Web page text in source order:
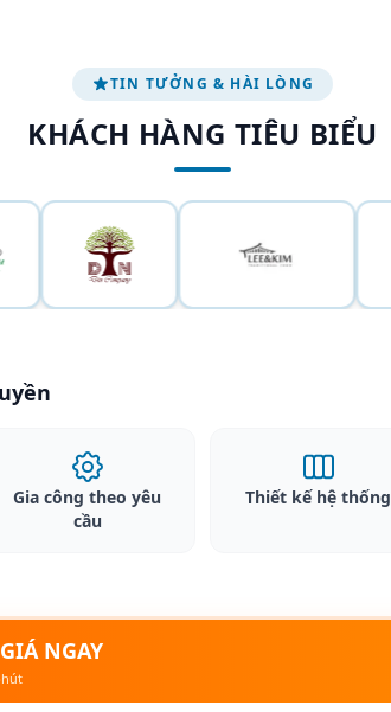
TIN TƯỞNG & HÀI LÒNG
KHÁCH HÀNG TIÊU BIỂU
Gia công theo yêu
cầu
Thiết kế hệ thống
NGAY